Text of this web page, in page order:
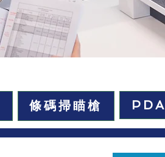
條碼掃瞄槍 PDA